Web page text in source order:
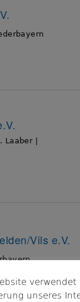
|
Vils e.V.
verwendet
unseres